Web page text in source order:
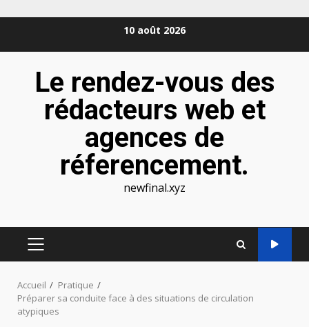
10 août 2026
Le rendez-vous des
rédacteurs web et
agences de
réferencement.
newfinal.xyz
MENU
Accueil
Pratique
Préparer sa conduite face à des situations de circulation
atypiques